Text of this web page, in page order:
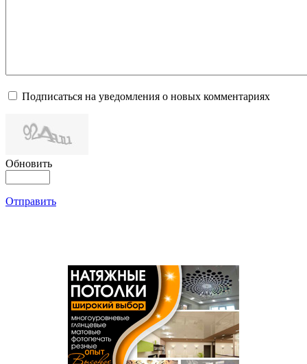
Подписаться на уведомления о новых комментариях
Обновить
Отправить